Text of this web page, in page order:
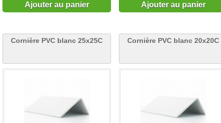
Ajouter au panier Ajouter au panier
Cornière PVC blanc 25x25C Cornière PVC blanc 20x20C